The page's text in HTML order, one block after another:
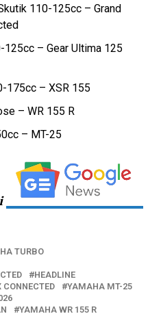
110-125cc – Grand
– Gear Ultima 125
175cc – XSR 155
– WR 155 R
– MT-25
TURBO
HEADLINE
YAMAHA MT-25
YAMAHA WR 155 R